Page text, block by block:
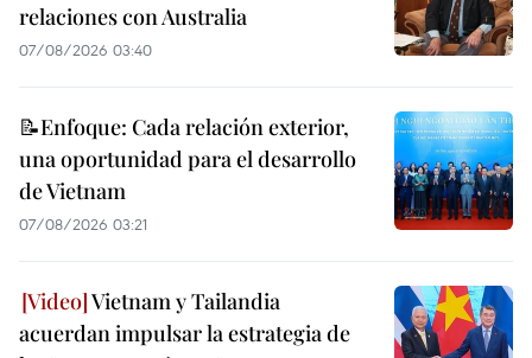
relaciones con Australia
07/08/2026 03:40
📝Enfoque: Cada relación exterior,
una oportunidad para el desarrollo
de Vietnam
07/08/2026 03:21
Vietnam y Tailandia
acuerdan impulsar la estrategia de